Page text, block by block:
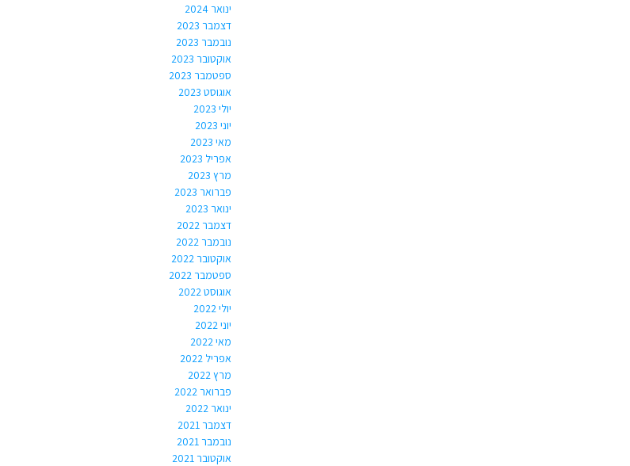
ינואר 2024
דצמבר 2023
נובמבר 2023
אוקטובר 2023
ספטמבר 2023
אוגוסט 2023
יולי 2023
יוני 2023
מאי 2023
אפריל 2023
מרץ 2023
פברואר 2023
ינואר 2023
דצמבר 2022
נובמבר 2022
אוקטובר 2022
ספטמבר 2022
אוגוסט 2022
יולי 2022
יוני 2022
מאי 2022
אפריל 2022
מרץ 2022
פברואר 2022
ינואר 2022
דצמבר 2021
נובמבר 2021
אוקטובר 2021